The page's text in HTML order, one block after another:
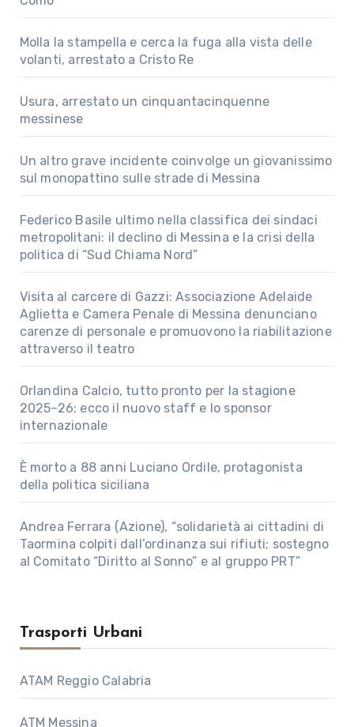
Molla la stampella e cerca la fuga alla vista delle
volanti, arrestato a Cristo Re
Usura, arrestato un cinquantacinquenne
messinese
Un altro grave incidente coinvolge un giovanissimo
sul monopattino sulle strade di Messina
Federico Basile ultimo nella classifica dei sindaci
metropolitani: il declino di Messina e la crisi della
politica di “Sud Chiama Nord”
Visita al carcere di Gazzi: Associazione Adelaide
Aglietta e Camera Penale di Messina denunciano
carenze di personale e promuovono la riabilitazione
attraverso il teatro
Orlandina Calcio, tutto pronto per la stagione
2025–26: ecco il nuovo staff e lo sponsor
internazionale
È morto a 88 anni Luciano Ordile, protagonista
della politica siciliana
Andrea Ferrara (Azione), “solidarietà ai cittadini di
Taormina colpiti dall’ordinanza sui rifiuti; sostegno
al Comitato “Diritto al Sonno” e al gruppo PRT”
Trasporti Urbani
ATAM Reggio Calabria
ATM Messina